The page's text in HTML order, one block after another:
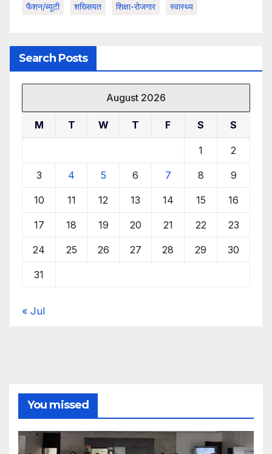
फैशन/ब्यूटी शख्सियत शिक्षा-रोजगार स्वास्थ्य
Search Posts
August 2026
M T W T F S S
1 2
3 4 5 6 7 8 9
10 11 12 13 14 15 16
17 18 19 20 21 22 23
24 25 26 27 28 29 30
31
« Jul
You missed